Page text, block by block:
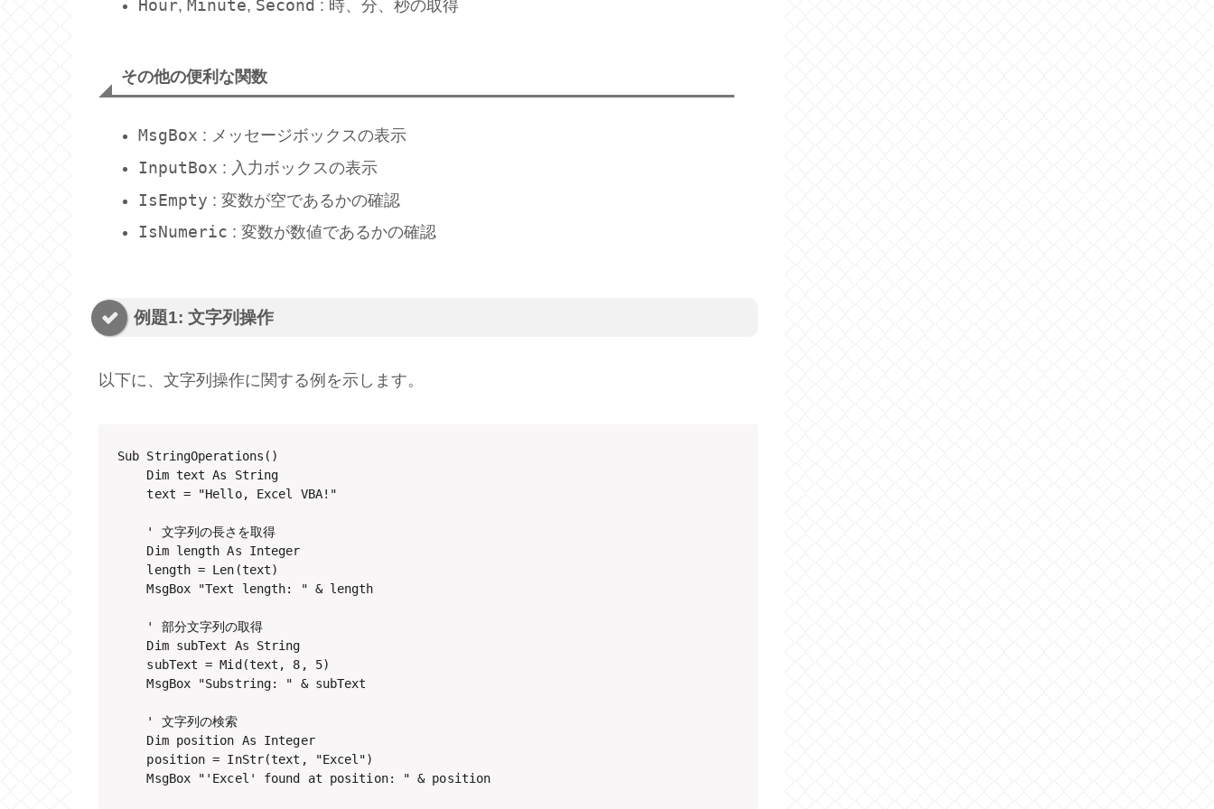
Hour, Minute, Second : 時、分、秒の取得
その他の便利な関数
MsgBox : メッセージボックスの表示
InputBox : 入力ボックスの表示
IsEmpty : 変数が空であるかの確認
IsNumeric : 変数が数値であるかの確認
例題1: 文字列操作
以下に、文字列操作に関する例を示します。
Sub StringOperations()
    Dim text As String
    text = "Hello, Excel VBA!"
    ' 文字列の長さを取得
    Dim length As Integer
    length = Len(text)
    MsgBox "Text length: " & length
    ' 部分文字列の取得
    Dim subText As String
    subText = Mid(text, 8, 5)
    MsgBox "Substring: " & subText
    ' 文字列の検索
    Dim position As Integer
    position = InStr(text, "Excel")
    MsgBox "'Excel' found at position: " & position